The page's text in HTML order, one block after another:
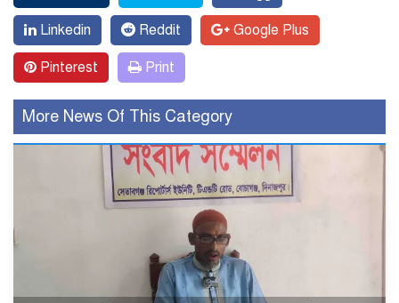
Linkedin Reddit Google Plus
Pinterest Print
More News Of This Category